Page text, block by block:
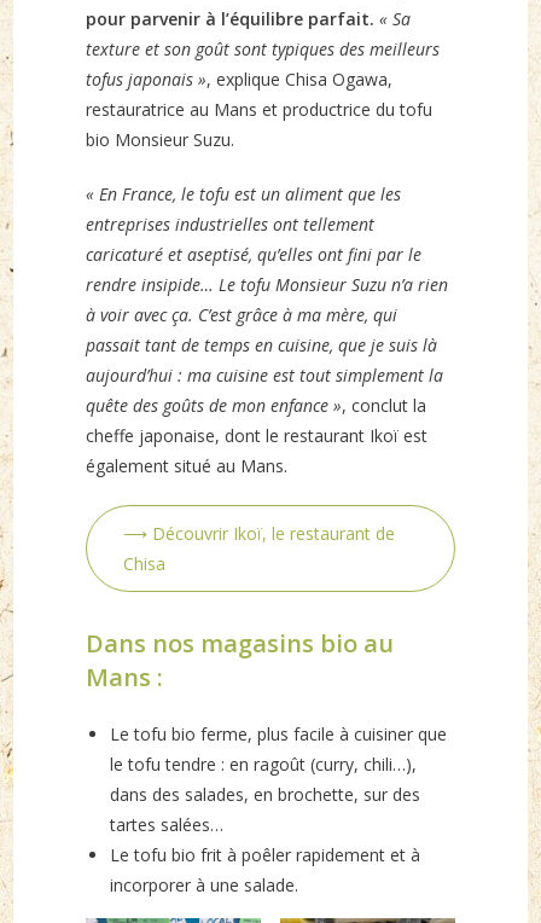
pour parvenir à l’équilibre parfait. « Sa
texture et son goût sont typiques des meilleurs
tofus japonais », explique Chisa Ogawa,
restauratrice au Mans et productrice du tofu
bio Monsieur Suzu.
« En France, le tofu est un aliment que les
entreprises industrielles ont tellement
caricaturé et aseptisé, qu’elles ont fini par le
rendre insipide… Le tofu Monsieur Suzu n’a rien
à voir avec ça. C’est grâce à ma mère, qui
passait tant de temps en cuisine, que je suis là
aujourd’hui : ma cuisine est tout simplement la
quête des goûts de mon enfance », conclut la
cheffe japonaise, dont le restaurant Ikoï est
également situé au Mans.
⟶ Découvrir Ikoï, le restaurant de
Chisa
Dans nos magasins bio au
Mans :
Le tofu bio ferme, plus facile à cuisiner que
le tofu tendre : en ragoût (curry, chili…),
dans des salades, en brochette, sur des
tartes salées…
Le tofu bio frit à poêler rapidement et à
incorporer à une salade.